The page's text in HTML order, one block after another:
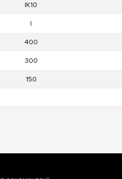
IK10
l
400
300
150